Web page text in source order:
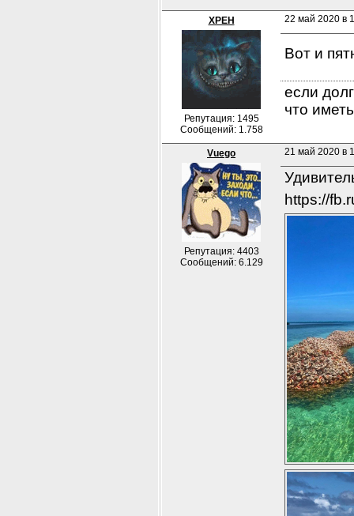
XPEH
Репутация: 1495
Сообщений: 1.758
22 май 2020 в
Вот и
если
что
Vuego
Репутация: 4403
Сообщений: 6.129
21 май 2020 в
https://